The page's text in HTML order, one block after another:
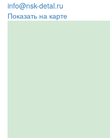
info@nsk-detal.ru
Показать на карте